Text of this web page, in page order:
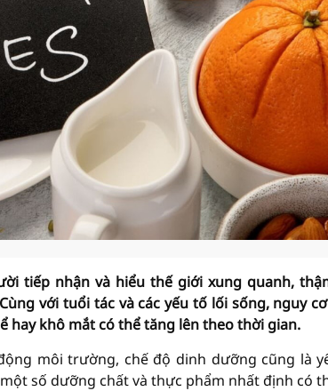
tiếp nhận và hiểu thế giới xung quanh,
với tuổi tác và các yếu tố lối sống, nguy
hay khô mắt có thể tăng lên theo thời gian.
môi trường, chế độ dinh dưỡng cũng là
số dưỡng chất và thực phẩm nhất định có